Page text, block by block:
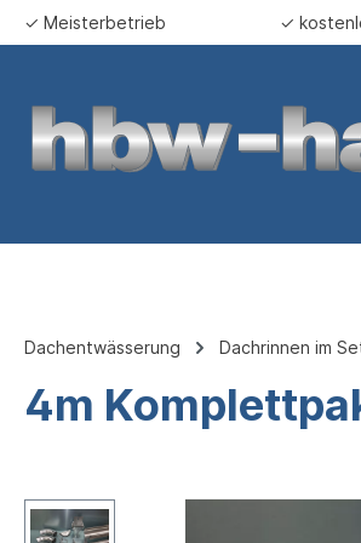
Zur Hauptnavigation
✓ Meisterbetrieb ✓
Dachentwässerung Dachrinnen im
4m
Bildergalerie überspringen